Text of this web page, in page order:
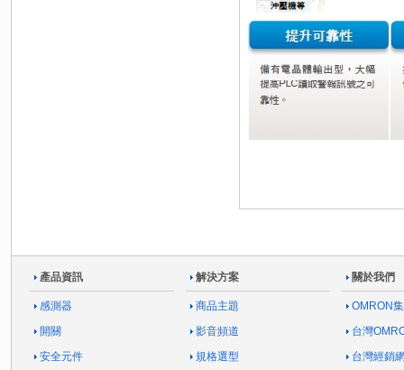
產品資訊
感測器
開關
安全元件
解決方案
商品主題
影音頻道
規格選型
關於我們
OMRON
台灣
台灣經銷